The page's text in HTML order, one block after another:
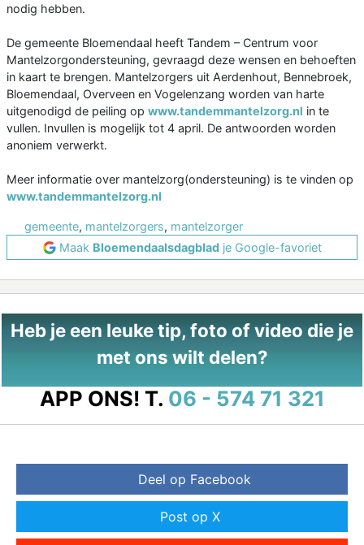
nodig hebben.
De gemeente Bloemendaal heeft Tandem – Centrum voor
Mantelzorgondersteuning, gevraagd deze wensen en behoeften
in kaart te brengen. Mantelzorgers uit Aerdenhout, Bennebroek,
Bloemendaal, Overveen en Vogelenzang worden van harte
uitgenodigd de peiling op www.tandemmantelzorg.nl in te
vullen. Invullen is mogelijk tot 4 april. De antwoorden worden
anoniem verwerkt.
Meer informatie over mantelzorg(ondersteuning) is te vinden op
www.tandemmantelzorg.nl
gemeente, mantelzorgers, mantelzorger
Maak Bloemendaalsdagbladje Google-favoriet
Heb je een leuke tip, foto of video die je
met ons wilt delen?
APP ONS! T. 06 - 574 71 321
Deel op Facebook
Post op X